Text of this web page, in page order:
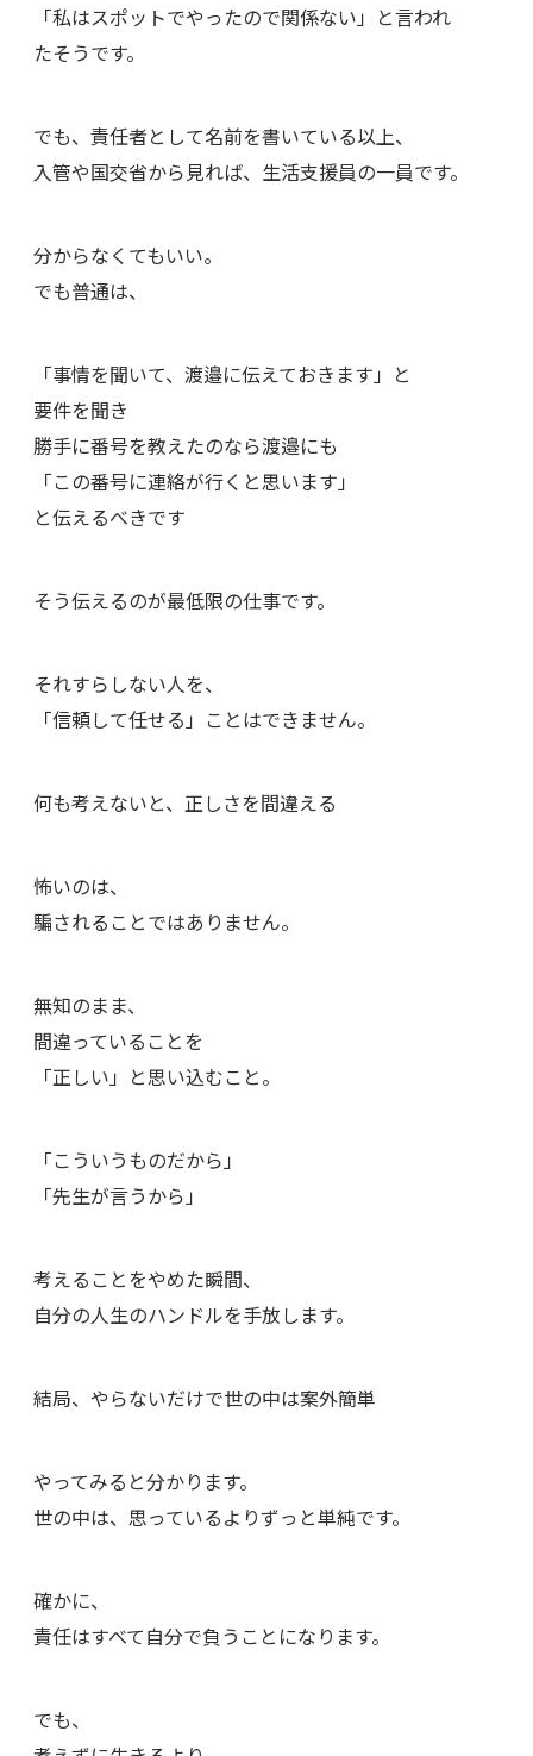
「私はスポットでやったので関係ない」と言われ
たそうです。
でも、責任者として名前を書いている以上、
入管や国交省から見れば、生活支援員の一員です。
分からなくてもいい。
でも普通は、
「事情を聞いて、渡邉に伝えておきます」と
要件を聞き
勝手に番号を教えたのなら渡邉にも
「この番号に連絡が行くと思います」
と伝えるべきです
そう伝えるのが最低限の仕事です。
それすらしない人を、
「信頼して任せる」ことはできません。
何も考えないと、正しさを間違える
怖いのは、
騙されることではありません。
無知のまま、
間違っていることを
「正しい」と思い込むこと。
「こういうものだから」
「先生が言うから」
考えることをやめた瞬間、
自分の人生のハンドルを手放します。
結局、やらないだけで世の中は案外簡単
やってみると分かります。
世の中は、思っているよりずっと単純です。
確かに、
責任はすべて自分で負うことになります。
でも、